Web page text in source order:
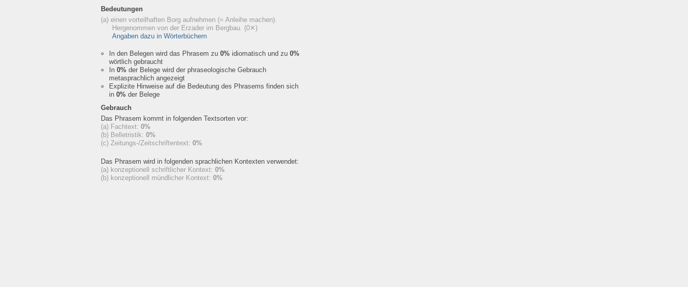
Bedeutungen
(a) einen vorteilhaften Borg aufnehmen (= Anleihe machen).
Hergenommen von der Erzader im Bergbau. (0✕)
Angaben dazu in Wörterbüchern
In den Belegen wird das Phrasem zu 0% idiomatisch und zu 0%
wörtlich gebraucht
In 0% der Belege wird der phraseologische Gebrauch
metasprachlich angezeigt
Explizite Hinweise auf die Bedeutung des Phrasems finden sich
in 0% der Belege
Gebrauch
Das Phrasem kommt in folgenden Textsorten vor:
(a) Fachtext: 0%
(b) Belletristik: 0%
(c) Zeitungs-/Zeitschriftentext: 0%
Das Phrasem wird in folgenden sprachlichen Kontexten verwendet:
(a) konzeptionell schriftlicher Kontext: 0%
(b) konzeptionell mündlicher Kontext: 0%